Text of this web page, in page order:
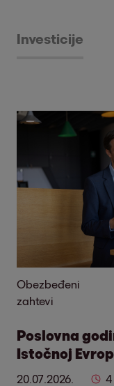
Investicije
Obezbeđeni
zahtevi
Poslovna
Istočnoj
20.07.2026. 4